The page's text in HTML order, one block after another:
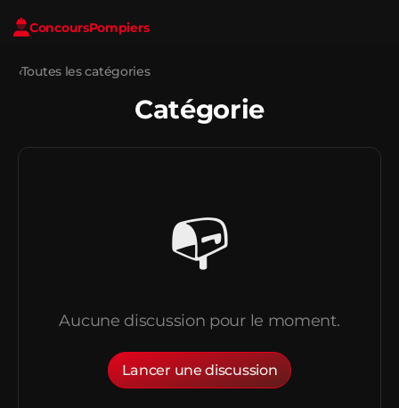
ConcoursPompiers
‹Toutes les catégories
Catégorie
📭
Aucune discussion pour le moment.
Lancer une discussion